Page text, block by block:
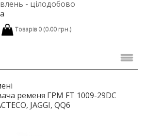
- цілодобово
Товарів 0 (0.00 грн.)
ременя ГРМ FT 1009-29DC
JAGGI, QQ6